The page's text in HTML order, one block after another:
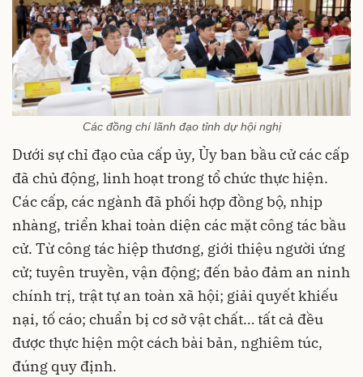
Các đồng chí lãnh đạo tỉnh dự hội nghị
Dưới sự chỉ đạo của cấp ủy, Ủy ban bầu cử các cấp
đã chủ động, linh hoạt trong tổ chức thực hiện.
Các cấp, các ngành đã phối hợp đồng bộ, nhịp
nhàng, triển khai toàn diện các mặt công tác bầu
cử. Từ công tác hiệp thương, giới thiệu người ứng
cử; tuyên truyền, vận động; đến bảo đảm an ninh
chính trị, trật tự an toàn xã hội; giải quyết khiếu
nại, tố cáo; chuẩn bị cơ sở vật chất… tất cả đều
được thực hiện một cách bài bản, nghiêm túc,
đúng quy định.